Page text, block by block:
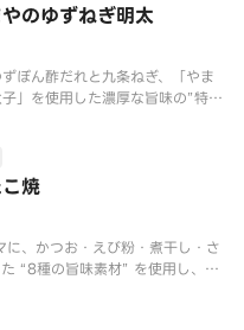
のゆずねぎ明太
ぽん酢だれと九条ねぎ、「やま
」を使用した濃厚な旨味の”特製
焼
に、かつお・えび粉・煮干し・さ
“8種の旨味素材” を使用し、口